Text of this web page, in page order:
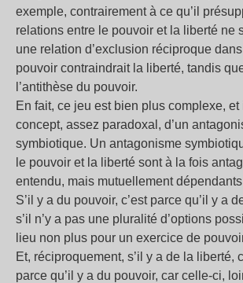
exemple, contrairement à ce qu’il
relations entre le pouvoir et la liberté ne
une relation d’exclusion réciproque
pouvoir contraindrait la liberté, tandis
l’antithèse du pouvoir.
En fait, ce jeu est bien plus complexe,
concept, assez paradoxal, d’un
symbiotique. Un antagonisme
le pouvoir et la liberté sont à la fois
entendu, mais mutuellement
S’il y a du pouvoir, c’est parce qu’il y a
s’il n’y a pas une pluralité d’options
lieu non plus pour un exercice de
Et, réciproquement, s’il y a de la liberté,
parce qu’il y a du pouvoir, car celle-ci,